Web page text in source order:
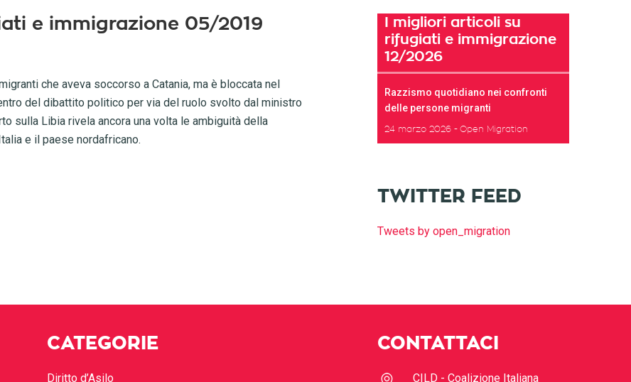
e immigrazione 05/2019
che aveva soccorso a Catania, ma è bloccata nel
del dibattito politico per via del ruolo svolto dal ministro
sulla Libia rivela ancora una volta le ambiguità della
e il paese nordafricano.
I migliori articoli su
rifugiati e immigrazione
12/2026
Razzismo quotidiano nei confronti
delle persone migranti
24 marzo 2026 Open Migration
TWITTER FEED
Tweets by open_migration
CATEGORIE
Diritto d’Asilo
CONTATTACI
CILD - Coalizione Italiana